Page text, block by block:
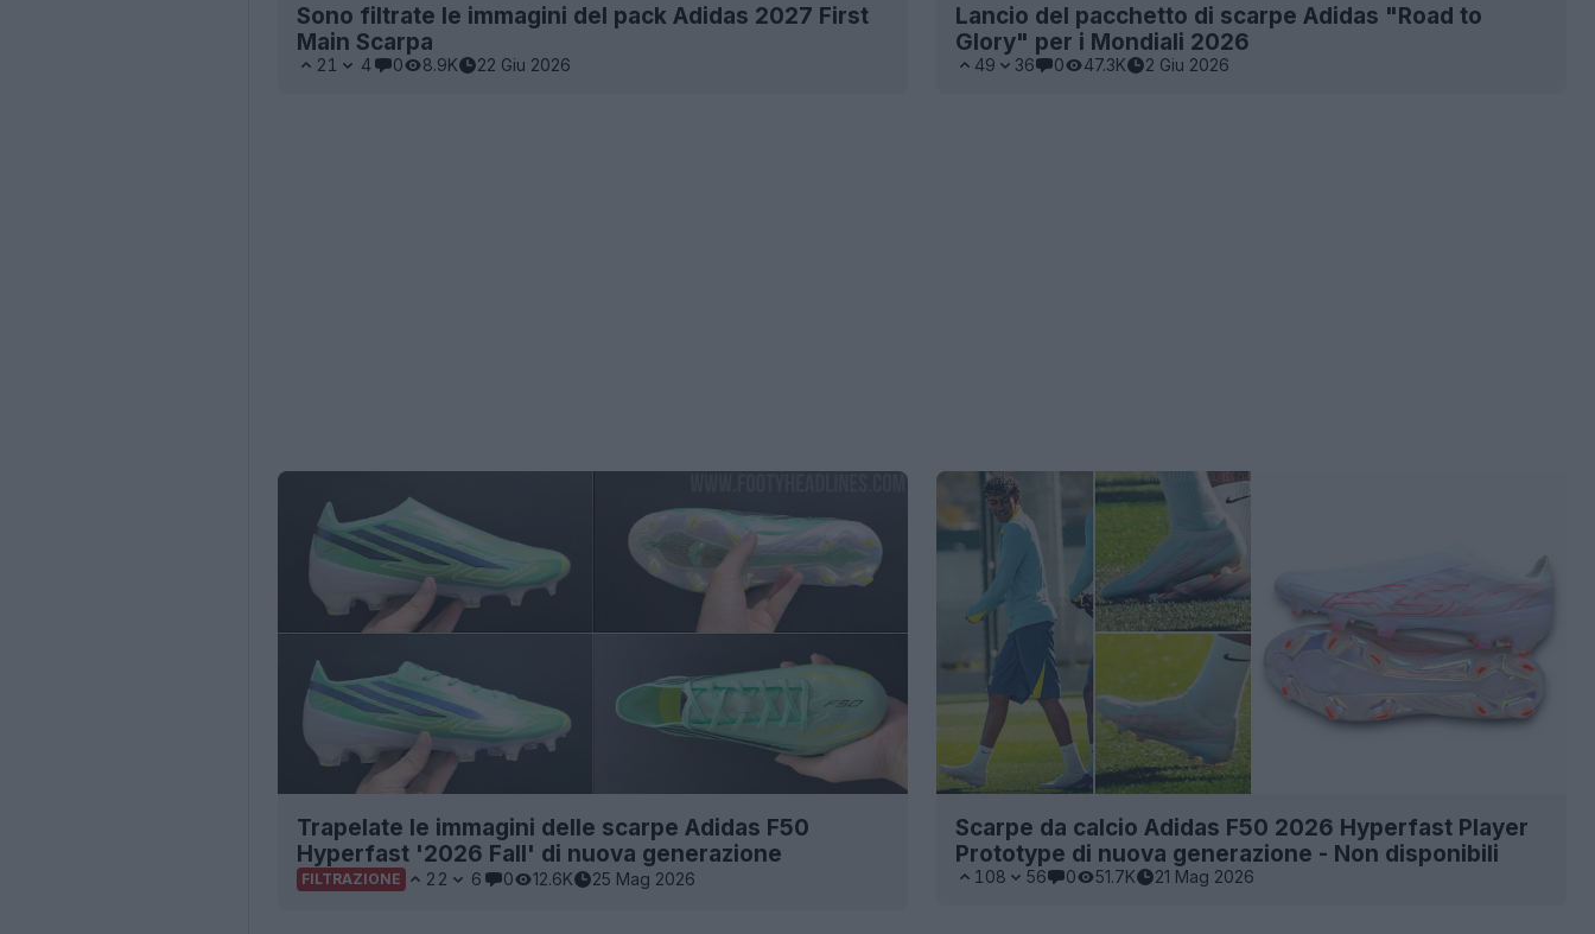
Sono filtrate le immagini del pack Adidas 2027 First
Main Scarpa
21 4 0 8.9K 22 Giu 2026
Lancio del pacchetto di scarpe Adidas "Road to
Glory" per i Mondiali 2026
49 36 0 47.3K 2 Giu 2026
Trapelate le immagini delle scarpe Adidas F50
Hyperfast '2026 Fall' di nuova generazione
FILTRAZIONE 22 6 0 12.6K 25 Mag 2026
Scarpe da calcio Adidas F50 2026 Hyperfast Player
Prototype di nuova generazione - Non disponibili
108 56 0 51.7K 21 Mag 2026